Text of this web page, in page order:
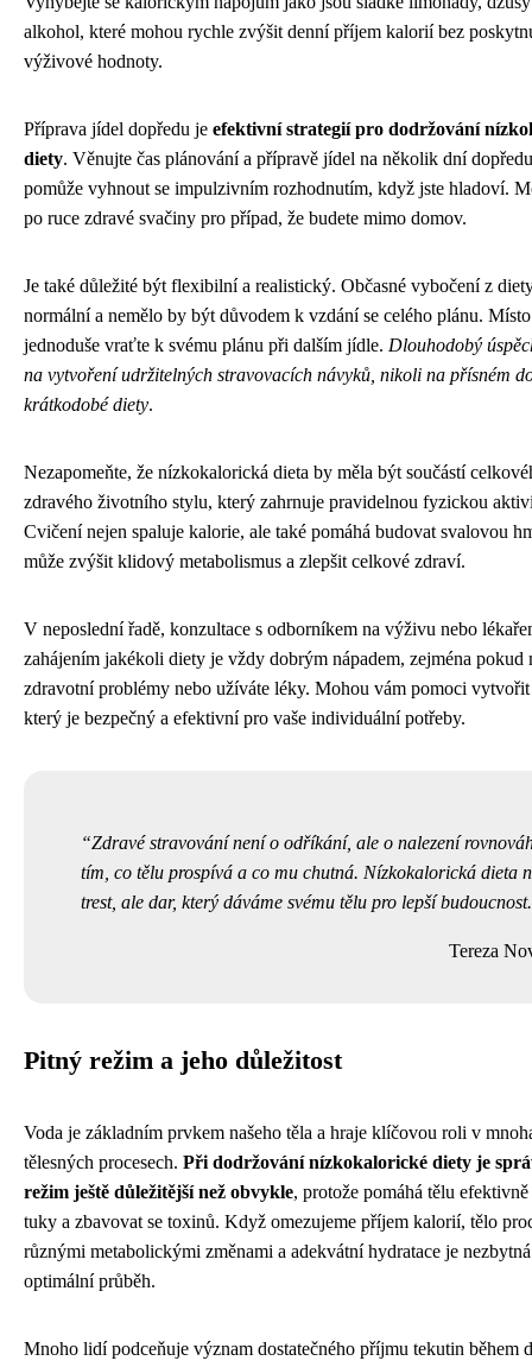
alkohol, které mohou rychle zvýšit denní příjem kalorií bez
výživové hodnoty.
Příprava jídel dopředu je efektivní strategií pro dodržování
diety. Věnujte čas plánování a přípravě jídel na několik dní
pomůže vyhnout se impulzivním rozhodnutím, když jste hladoví.
po ruce zdravé svačiny pro případ, že budete mimo domov.
Je také důležité být flexibilní a realistický. Občasné vybočení z
normální a nemělo by být důvodem k vzdání se celého plánu.
jednoduše vraťte k svému plánu při dalším jídle. Dlouhodobý
na vytvoření udržitelných stravovacích návyků, nikoli na přísném
krátkodobé diety.
Nezapomeňte, že nízkokalorická dieta by měla být součástí
zdravého životního stylu, který zahrnuje pravidelnou fyzickou
Cvičení nejen spaluje kalorie, ale také pomáhá budovat svalovou
může zvýšit klidový metabolismus a zlepšit celkové zdraví.
V neposlední řadě, konzultace s odborníkem na výživu nebo
zahájením jakékoli diety je vždy dobrým nápadem, zejména pokud
zdravotní problémy nebo užíváte léky. Mohou vám pomoci
který je bezpečný a efektivní pro vaše individuální potřeby.
Zdravé stravování není o odříkání, ale o nalezení
tím, co tělu prospívá a co mu chutná. Nízkokalorická dieta
trest, ale dar, který dáváme svému tělu pro lepší budoucnost.
Tereza
Pitný režim a jeho důležitost
Voda je základním prvkem našeho těla a hraje klíčovou roli v
tělesných procesech. Při dodržování nízkokalorické diety je
režim ještě důležitější než obvykle, protože pomáhá tělu
tuky a zbavovat se toxinů. Když omezujeme příjem kalorií, tělo
různými metabolickými změnami a adekvátní hydratace je
optimální průběh.
Mnoho lidí podceňuje význam dostatečného příjmu tekutin během